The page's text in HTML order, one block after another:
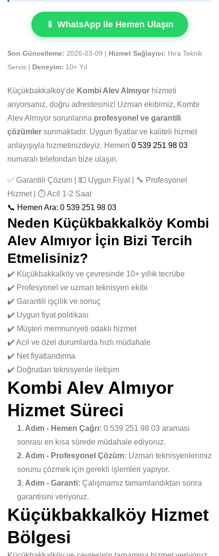
📱 WhatsApp ile Hemen Ulaşın
Son Güncelleme: 2026-03-09 | Hizmet Sağlayıcı: Hıra Teknik
Servis |
Deneyim: 10+ Yıl
Küçükbakkalköy'de Kombi Alev Almıyor hizmeti
arıyorsanız, doğru adrestesiniz! Uzman ekibimiz, Kombi
Alev Almıyor sorunlarına profesyonel ve garantili
çözümler sunmaktadır. Uygun fiyatlar ve kaliteli hizmet
anlayışıyla hizmetinizdeyiz. Hemen 0 539 251 98 03
numaralı telefondan bize ulaşın.
✅ Garantili Çözüm | 💵 Uygun Fiyat | 🔧 Profesyonel
Hizmet | ⏱️ Acil 1-2 Saat
📞 Hemen Ara: 0 539 251 98 03
Neden Küçükbakkalköy Kombi
Alev Almıyor İçin Bizi Tercih
Etmelisiniz?
✔️ Küçükbakkalköy ve çevresinde 10+ yıllık tecrübe
✔️ Profesyonel ve uzman teknisyen ekibi
✔️ Garantili işçilik ve sonuç
✔️ Uygun fiyat politikası
✔️ Müşteri memnuniyeti odaklı hizmet
✔️ Acil ve özel durumlarda hızlı müdahale
✔️ Net fiyatlandırma
✔️ Doğrudan teknisyenle iletişim
Kombi Alev Almıyor
Hizmet Süreci
1. Adım - Hemen Çağrı: 0 539 251 98 03 araması
sonrası en kısa sürede müdahale ediyoruz.
2. Adım - Profesyonel Çözüm: Uzman teknisyenlerimiz
sorunu çözmek için gerekli işlemleri yapıyor.
3. Adım - Garanti: Çalışmamız tamamlandıktan sonra
garantisini veriyoruz.
Küçükbakkalköy Hizmet
Bölgesi